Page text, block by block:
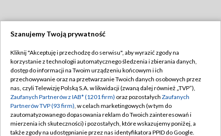
TVP
Abonament TVP
Emisja w TVP
Centrum informacji TVP
Naziemna Telewizja Cyfrowa
Regulamin TVP
Polityka prywatności
Moje zgody
Pomoc
Szanujemy Twoją prywatność
Kliknij "Akceptuję i przechodzę do serwisu", aby wyrazić zgody na
korzystanie z technologii automatycznego śledzenia i zbierania danych,
dostęp do informacji na Twoim urządzeniu końcowym i ich
przechowywanie oraz na przetwarzanie Twoich danych osobowych przez
nas, czyli Telewizję Polską S.A. w likwidacji (zwaną dalej również „TVP”),
Zaufanych Partnerów z IAB* (1201 firm) oraz pozostałych Zaufanych
Partnerów TVP (93 firm), w celach marketingowych (w tym do
zautomatyzowanego dopasowania reklam do Twoich zainteresowań i
mierzenia ich skuteczności) i pozostałych, które wskazujemy poniżej, a
także zgody na udostępnianie przez nas identyfikatora PPID do Google.